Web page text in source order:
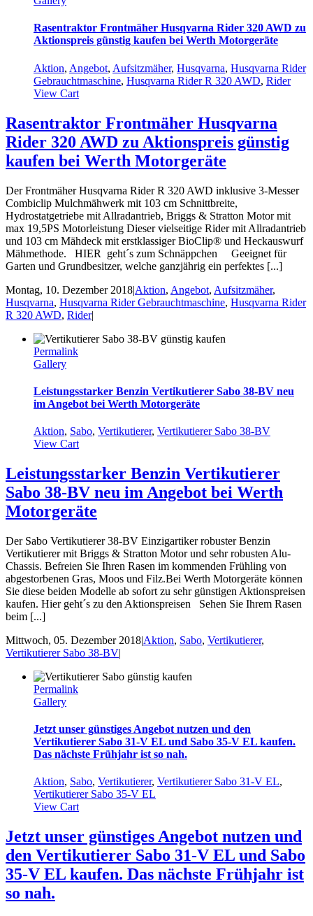
Rasentraktor Frontmäher Husqvarna Rider 320 AWD zu
Aktionspreis günstig kaufen bei Werth Motorgeräte
Aktion, Angebot, Aufsitzmäher, Husqvarna, Husqvarna Rider
Gebrauchtmaschine, Husqvarna Rider R 320 AWD, Rider
View Cart
Rasentraktor Frontmäher Husqvarna
Rider 320 AWD zu Aktionspreis günstig
kaufen bei Werth Motorgeräte
Der Frontmäher Husqvarna Rider R 320 AWD inklusive 3-Messer
Combiclip Mulchmähwerk mit 103 cm Schnittbreite,
Hydrostatgetriebe mit Allradantrieb, Briggs & Stratton Motor mit
max 19,5PS Motorleistung Dieser vielseitige Rider mit Allradantrieb
und 103 cm Mähdeck mit erstklassiger BioClip® und Heckauswurf
Mähmethode. HIER geht´s zum Schnäppchen Geeignet für
Garten und Grundbesitzer, welche ganzjährig ein perfektes [...]
Montag, 10. Dezember 2018|Aktion, Angebot, Aufsitzmäher,
Husqvarna, Husqvarna Rider Gebrauchtmaschine, Husqvarna Rider
R 320 AWD, Rider|
Permalink
Gallery
Leistungsstarker Benzin Vertikutierer Sabo 38-BV neu
im Angebot bei Werth Motorgeräte
Aktion, Sabo, Vertikutierer, Vertikutierer Sabo 38-BV
View Cart
Leistungsstarker Benzin Vertikutierer
Sabo 38-BV neu im Angebot bei Werth
Motorgeräte
Der Sabo Vertikutierer 38-BV Einzigartiker robuster Benzin
Vertikutierer mit Briggs & Stratton Motor und sehr robusten Alu-
Chassis. Befreien Sie Ihren Rasen im kommenden Frühling von
abgestorbenen Gras, Moos und Filz.Bei Werth Motorgeräte können
Sie diese beiden Modelle ab sofort zu sehr günstigen Aktionspreisen
kaufen. Hier geht´s zu den Aktionspreisen Sehen Sie Ihrem Rasen
beim [...]
Mittwoch, 05. Dezember 2018|Aktion, Sabo, Vertikutierer,
Vertikutierer Sabo 38-BV|
Permalink
Gallery
Jetzt unser günstiges Angebot nutzen und den
Vertikutierer Sabo 31-V EL und Sabo 35-V EL kaufen.
Das nächste Frühjahr ist so nah.
Aktion, Sabo, Vertikutierer, Vertikutierer Sabo 31-V EL,
Vertikutierer Sabo 35-V EL
View Cart
Jetzt unser günstiges Angebot nutzen und
den Vertikutierer Sabo 31-V EL und Sabo
35-V EL kaufen. Das nächste Frühjahr ist
so nah.